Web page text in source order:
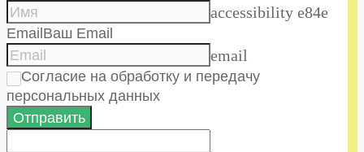
accessibility e84e
EmailВаш Email
email
Согласие на обработку и передачу
персональных данных
Отправить